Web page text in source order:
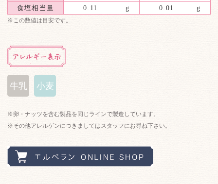
食塩相当量
0.11 g 0.01 g
※この数値は目安です。
牛乳 小麦
※卵・ナッツを含む製品を同じラインで製造しています。
※その他アレルゲンにつきましてはスタッフにお尋ね下さい。